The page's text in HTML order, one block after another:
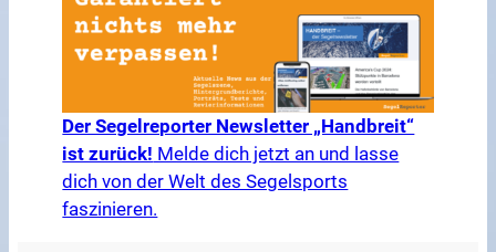
Der Segelreporter Newsletter „Handbreit“
ist zurück! Melde dich jetzt an und lasse
dich von der Welt des Segelsports
faszinieren.